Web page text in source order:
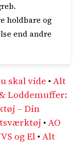
holdbare og
end andre
skal vide •Alt
Loddemuffer:
– Din
•AO
og El•Alt